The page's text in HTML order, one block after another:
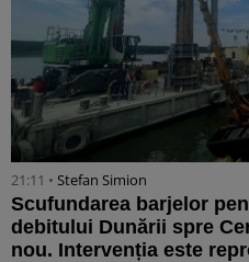
21:11 • Stefan Simion
Scufundarea barjelor
debitului Dunării spre
nou. Intervenția este